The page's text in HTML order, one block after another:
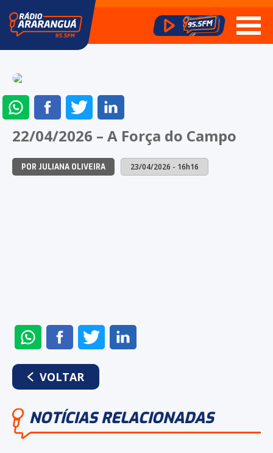
ENVIAR
NO
WHATSAPP
COMPARTILHAR
NO
FACEBOOK
COMPARTILHAR
NO
TWITTERLINKEDIN
22/04/2026 – A Força do Campo
POR JULIANA OLIVEIRA 23/04/2026 - 16h16
ENVIAR
NO
WHATSAPP
COMPARTILHAR
NO
FACEBOOK
COMPARTILHAR
NO
VOLTAR
NOTÍCIAS RELACIONADAS